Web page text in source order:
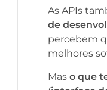
As APIs
de
percebem
melhores
Maso que